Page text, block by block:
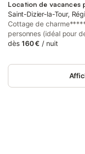
Saint-Dizier-la-Tour,
Cottage de
personnes (idéal pour
réalisé dans un corps
«au carré» rénovée et
cour : une petite
dès 160 € / nuit